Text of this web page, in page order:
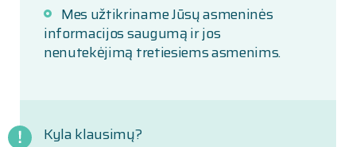
Mes užtikriname Jūsų asmeninės
informacijos saugumą ir jos
nenutekėjimą tretiesiems asmenims.
Kyla klausimų?